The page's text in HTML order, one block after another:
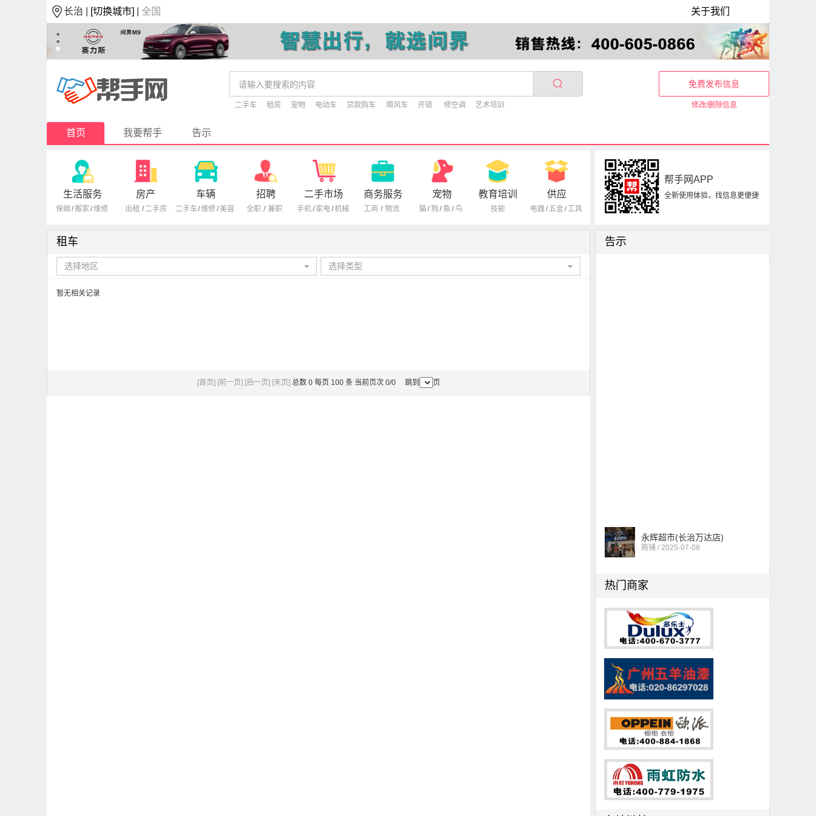
长治 | [切换城市] |全国 关于我们
二手车 租房 宠物 电动车 贷款购车 顺风车 开锁 修空调 艺术培训
免费发布信息
修改/删除信息
首页 我要帮手 告示
生活服务
保姆/搬家 /维修
房产
出租 /二手房
车辆
二手车/维修/美容
招聘
全职 / 兼职
二手市场
手机/ 家电/机械
商务服务
工商 / 物流
宠物
猫/ 狗 / 鱼 / 鸟
教育培训
技能
供应
电器/五金/工具
帮手网APP
全新使用体验，找信息更便捷
租车
选择地区 选择类型
暂无相关记录
[首页] [前一页] [后一页] [末页] 总数 0 每页 100 条 当前页次 0/0 跳到 页
告示
永辉超市(长治万达店)
商铺 / 2025-07-08
热门商家